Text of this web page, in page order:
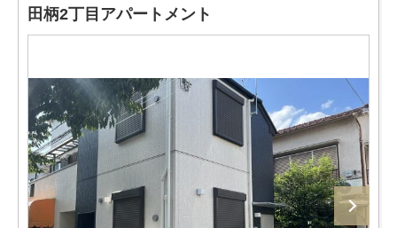
田柄2丁目アパートメント